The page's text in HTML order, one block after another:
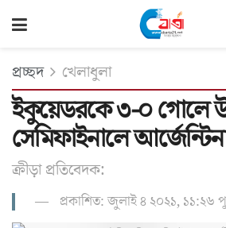
প্রচ্ছদ খেলাধুলা
ইকুয়েডরকে ৩-০ গোলে
সেমিফাইনালে
ক্রীড়া প্রতিবেদক:
প্রকাশিত: জুলাই ৪ ২০২১, ১১:২৬